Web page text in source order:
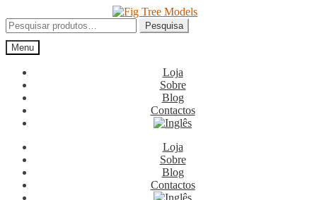
para
a
navegação
para
o
conteúdo
Pesquisar
por:
Pesquisa
Menu
Loja
Sobre
Blog
Contactos
Loja
Sobre
Blog
Contactos